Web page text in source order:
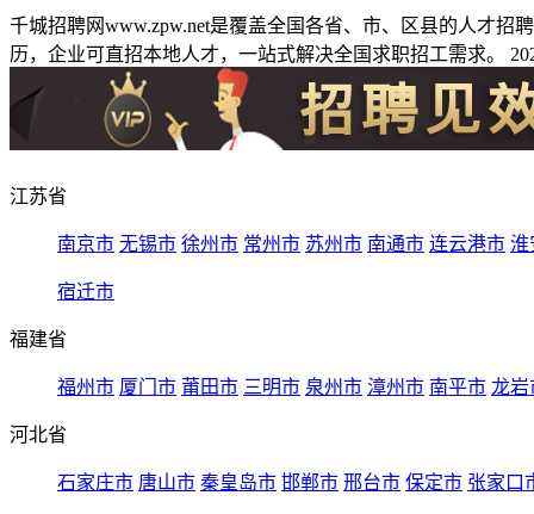
千城招聘网www.zpw.net是覆盖全国各省、市、区县的人才
历，企业可直招本地人才，一站式解决全国求职招工需求。
江苏省
南京市 无锡市 徐州市 常州市 苏州市 南通市 连云港市 淮
宿迁市
福建省
福州市 厦门市 莆田市 三明市 泉州市 漳州市 南平市 龙岩
河北省
石家庄市 唐山市 秦皇岛市 邯郸市 邢台市 保定市 张家口